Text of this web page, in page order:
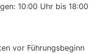
10:00 Uhr bis 18:00
vor Führungsbeginn